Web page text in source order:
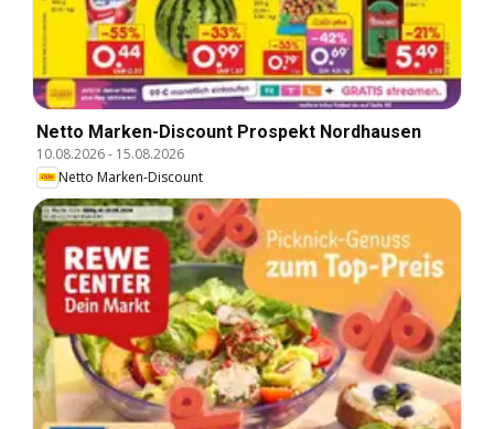
Netto Marken-Discount Prospekt Nordhausen
10.08.2026- 15.08.2026
Netto Marken-Discount